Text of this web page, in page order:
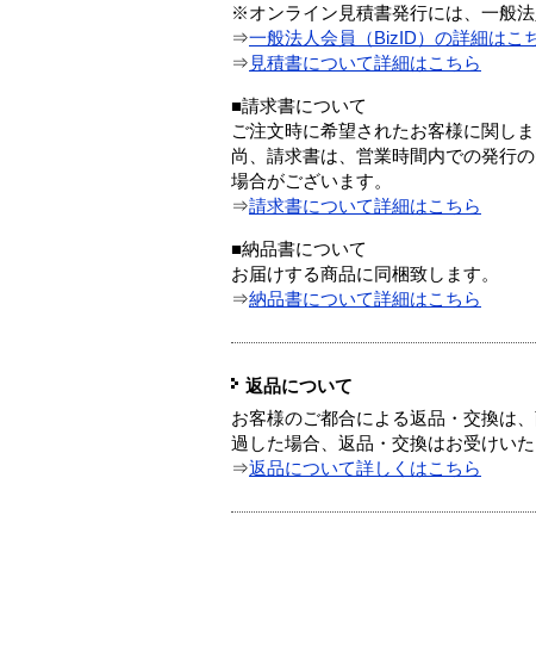
※オンライン見積書発行には、一般
⇒一般法人会員（BizID）の詳細はこ
⇒ 見積書について詳細はこちら
■請求書について
ご注文時に希望されたお客様に関し
尚、請求書は、営業時間内での発行
場合がございます。
⇒請求書について詳細はこちら
■納品書について
お届けする商品に同梱致します。
⇒納品書について詳細はこちら
返品について
お客様のご都合による返品・交換は
過した場合、返品・交換はお受けいた
⇒返品について詳しくはこちら